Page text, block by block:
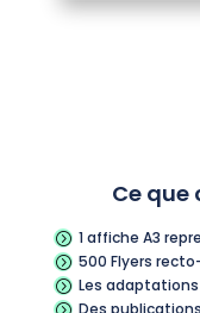
Ce que
= 1 affiche A3
= 500 Flyers
= Les
= Des